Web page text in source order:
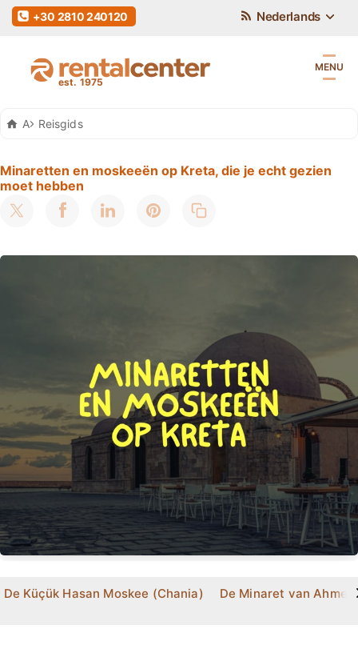
Auto Huren Kreta
Reisgids
Minaretten en moskeeën op Kreta, die je echt gezien
moet hebben
De Küçük Hasan Moskee (Chania) De Minaret van Ahmet
Nederlands
+30 2810 240120
MENU